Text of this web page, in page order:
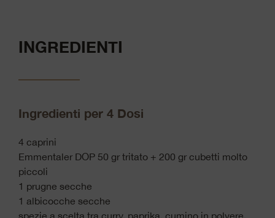
INGREDIENTI
Ingredienti per 4 Dosi
4 caprini
Emmentaler DOP 50 gr tritato + 200 gr cubetti molto
piccoli
1 prugne secche
1 albicocche secche
spezie a scelta tra curry, paprika, cumino in polvere,